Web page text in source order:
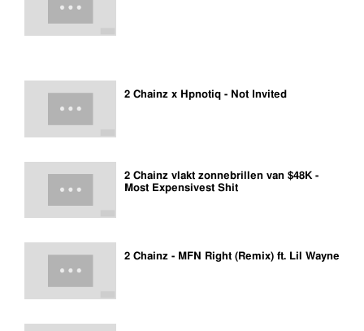
2 Chainz x Hpnotiq - Not Invited
2 Chainz vlakt zonnebrillen van $48K -
Most Expensivest Shit
2 Chainz - MFN Right (Remix) ft. Lil Wayne